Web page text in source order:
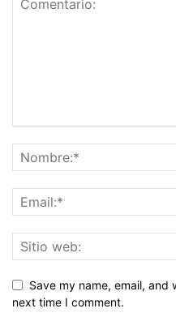
Save my name, email,
next time I comment.